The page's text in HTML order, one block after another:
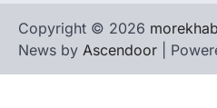
Copyright © 2026
News by Ascendoor |